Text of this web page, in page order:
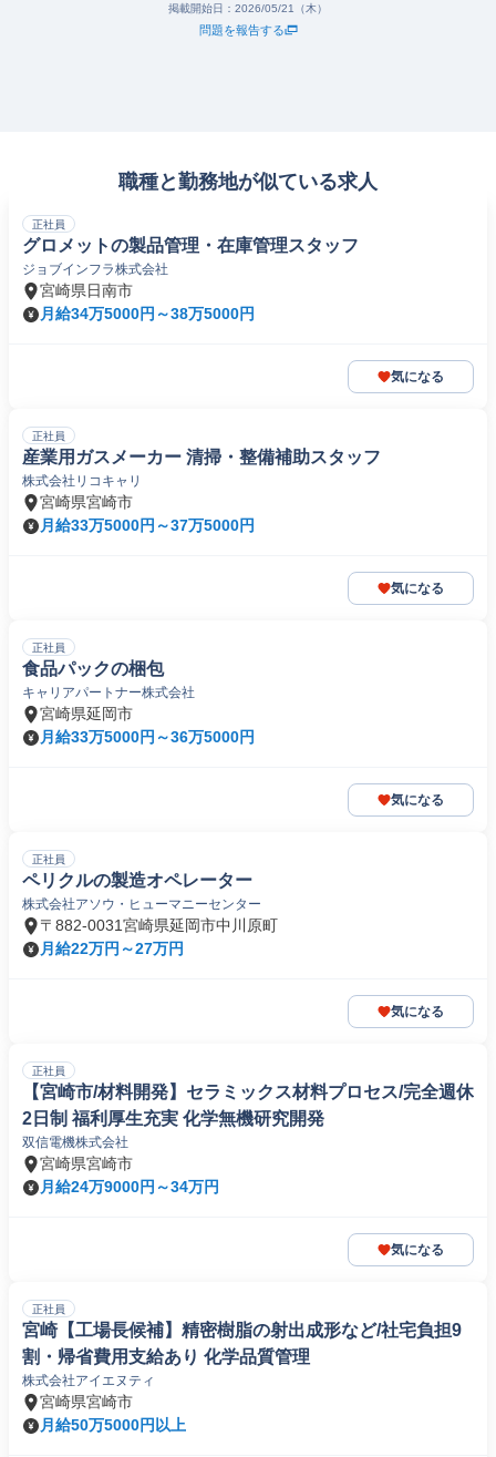
掲載開始日： 2026/05/21（木）
問題を報告する
職種と勤務地が似ている求人
正社員
グロメットの製品管理・在庫管理スタッフ
ジョブインフラ株式会社
宮崎県日南市
月給34万5000円～38万5000円
気になる
正社員
産業用ガスメーカー 清掃・整備補助スタッフ
株式会社リコキャリ
宮崎県宮崎市
月給33万5000円～37万5000円
気になる
正社員
食品パックの梱包
キャリアパートナー株式会社
宮崎県延岡市
月給33万5000円～36万5000円
気になる
正社員
ペリクルの製造オペレーター
株式会社アソウ・ヒューマニーセンター
〒882-0031宮崎県延岡市中川原町
月給22万円～27万円
気になる
正社員
【宮崎市/材料開発】セラミックス材料プロセス/完全週休
2日制 福利厚生充実 化学無機研究開発
双信電機株式会社
宮崎県宮崎市
月給24万9000円～34万円
気になる
正社員
宮崎【工場長候補】精密樹脂の射出成形など/社宅負担9
割・帰省費用支給あり 化学品質管理
株式会社アイエヌティ
宮崎県宮崎市
月給50万5000円以上